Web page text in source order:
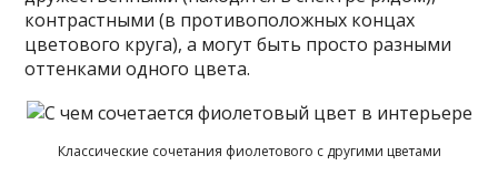
контрастными (в противоположных концах
цветового круга), а могут быть просто разными
оттенками одного цвета.
Классические сочетания фиолетового с другими цветами